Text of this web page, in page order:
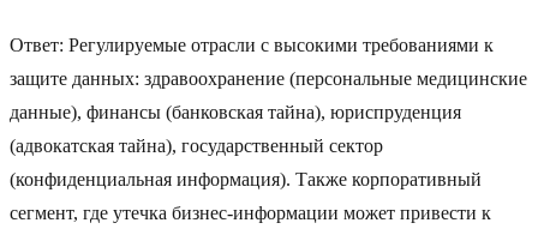
Ответ: Регулируемые отрасли с высокими требованиями к
защите данных: здравоохранение (персональные медицинские
данные), финансы (банковская тайна), юриспруденция
(адвокатская тайна), государственный сектор
(конфиденциальная информация). Также корпоративный
сегмент, где утечка бизнес-информации может привести к